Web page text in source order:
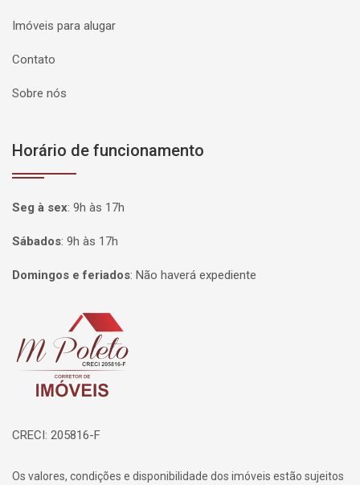
Imóveis para alugar
Contato
Sobre nós
Horário de funcionamento
Seg à sex: 9h às 17h
Sábados: 9h às 17h
Domingos e feriados: Não haverá expediente
Página inicial
CRECI: 205816-F
Os valores, condições e disponibilidade dos imóveis estão sujeitos